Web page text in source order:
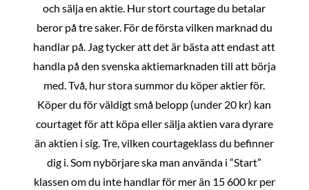
och sälja en aktie. Hur stort courtage du betalar
beror på tre saker. För de första vilken marknad du
handlar på. Jag tycker att det är bästa att endast att
handla på den svenska aktiemarknaden till att börja
med. Två, hur stora summor du köper aktier för.
Köper du för väldigt små belopp (under 20 kr) kan
courtaget för att köpa eller sälja aktien vara dyrare
än aktien i sig. Tre, vilken courtageklass du befinner
dig i. Som nybörjare ska man använda i “Start”
klassen om du inte handlar för mer än 15 600 kr per